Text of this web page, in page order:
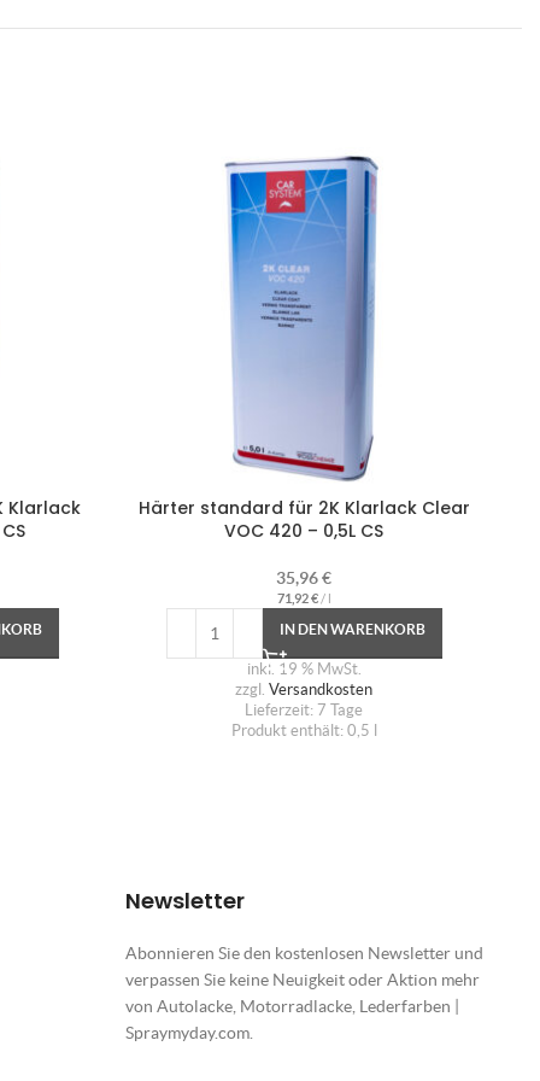
Klarlack
Härter standard für 2K Klarlack Clear
VOC 420 – 0,5L CS
35,96€
71,92€/ l
IN DEN WARENKORB
inkl. 19 % MwSt.
zzgl.Versandkosten
Lieferzeit: 7 Tage
Produkt enthält: 0,5 l
Newsletter
Abonnieren Sie den kostenlosen Newsletter und
verpassen Sie keine Neuigkeit oder Aktion mehr
von Autolacke, Motorradlacke, Lederfarben |
Spraymyday.com.